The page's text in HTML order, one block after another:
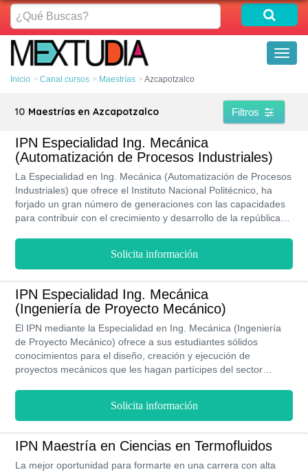
¿Qué
Buscas?
Inicio Canal cursos Maestrías Azcapotzalco
10 Maestrías en Azcapotzalco Filtros
IPN Especialidad Ing. Mecánica
(Automatización de Procesos Industriales)
La Especialidad en Ing. Mecánica (Automatización de Procesos
Industriales) que ofrece el Instituto Nacional Politécnico, ha
forjado un gran número de generaciones con las capacidades
para contribuir con el crecimiento y desarrollo de la república
de suma utilidad para potenciar los diferentes sectores
industriales nacionales.
Solicita información
IPN Especialidad Ing. Mecánica
(Ingeniería de Proyecto Mecánico)
El IPN mediante la Especialidad en Ing. Mecánica (Ingeniería
de Proyecto Mecánico) ofrece a sus estudiantes sólidos
conocimientos para el diseño, creación y ejecución de
proyectos mecánicos que les hagan partícipes del sector
recibirán de manos de un destacado equipo docente las
competencias y herramientas para la innovación tecnológica y
el dominio teórico y metodológico requerido para aportar
soluciones inmediatas a las problemáticas que pueden surgir
en torno a los procedimientos mecánicos. Las clases se
Solicita información
IPN Maestría en Ciencias en Termofluidos
La mejor oportunidad para formarte en una carrera con alta